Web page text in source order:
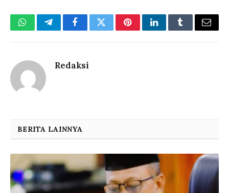
WhatsAppTelegramFacebookTwitterPinterestLinkedInTumblrEmail
Redaksi
BERITA LAINNYA